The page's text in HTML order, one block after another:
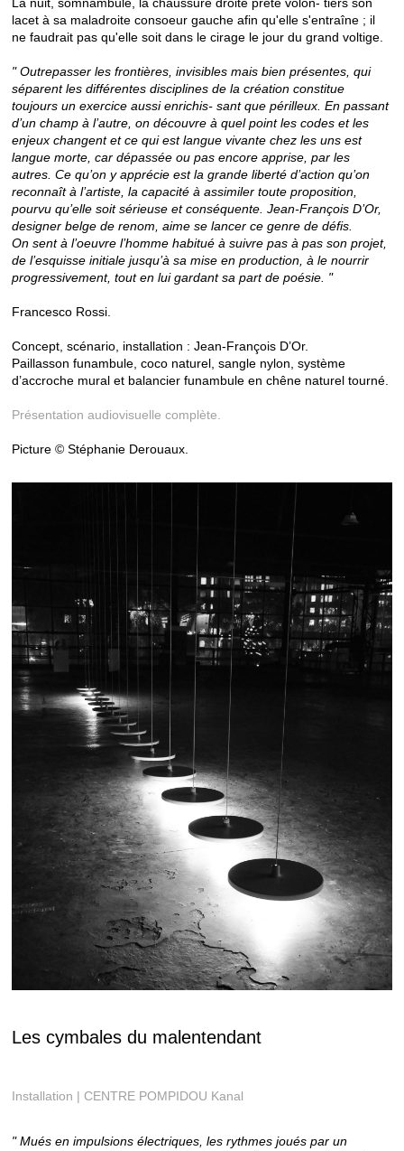
lacet à sa maladroite consoeur gauche afin qu'elle s'entraîne ; il
ne faudrait pas qu'elle soit dans le cirage le jour du grand voltige.
" Outrepasser les frontières, invisibles mais bien présentes, qui
séparent les différentes disciplines de la création constitue
toujours un exercice aussi enrichis- sant que périlleux. En passant
d’un champ à l’autre, on découvre à quel point les codes et les
enjeux changent et ce qui est langue vivante chez les uns est
langue morte, car dépassée ou pas encore apprise, par les
autres. Ce qu’on y apprécie est la grande liberté d’action qu’on
reconnaît à l’artiste, la capacité à assimiler toute proposition,
pourvu qu’elle soit sérieuse et conséquente. Jean-François D’Or,
designer belge de renom, aime se lancer ce genre de défis.
On sent à l’oeuvre l’homme habitué à suivre pas à pas son projet,
de l’esquisse initiale jusqu’à sa mise en production, à le nourrir
progressivement, tout en lui gardant sa part de poésie. "
Francesco Rossi.
Concept, scénario, installation : Jean-François D’Or.
Paillasson funambule, coco naturel, sangle nylon, système
d’accroche mural et balancier funambule en chêne naturel tourné.
Présentation audiovisuelle complète.
Picture © Stéphanie Derouaux.
Les cymbales du malentendant
Installation | CENTRE POMPIDOU Kanal
" Mués en impulsions électriques, les rythmes joués par un